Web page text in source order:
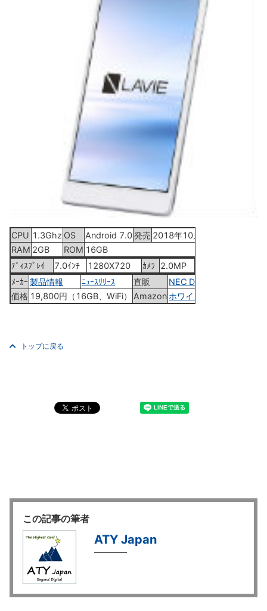
CPU 1.3Ghz OS Android 7.0発売 2018年10月9日
RAM 2GB ROM 16GB
ﾃﾞｨｽﾌﾟﾚｲ
7.0ｲﾝﾁ 1280X720 ｶﾒﾗ
2.0MP
ﾒｰｶｰ 製品情報 ﾆｭｰｽﾘﾘｰｽ 直販
NEC Direct
価格 19,800円（16GB、WiFi） Amazon ホワイト
トップに戻る
この記事の筆者
ATY Japan